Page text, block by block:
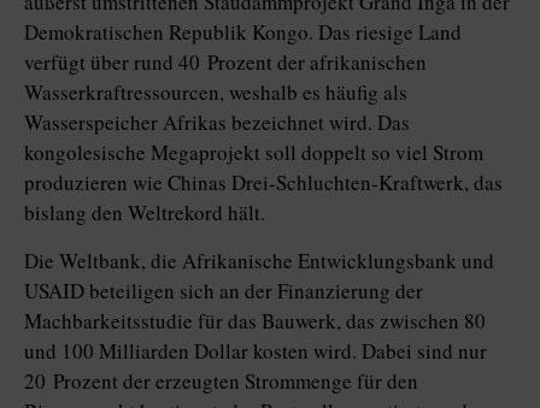
Demokratischen Republik Kongo. Das riesige Land
verfügt über rund 40 Prozent der afrikanischen
Wasserkraftressourcen, weshalb es häufig als
Wasserspeicher Afrikas bezeichnet wird. Das
kongolesische Megaprojekt soll doppelt so viel Strom
produzieren wie Chinas Drei-Schluchten-Kraftwerk, das
bislang den Weltrekord hält.
Die Weltbank, die Afrikanische Entwicklungsbank und
USAID beteiligen sich an der Finanzierung der
Machbarkeitsstudie für das Bauwerk, das zwischen 80
und 100 Milliarden Dollar kosten wird. Dabei sind nur
20 Prozent der erzeugten Strommenge für den